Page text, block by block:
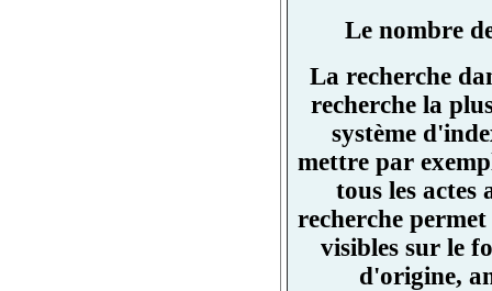
Le nombre
La recherche
recherche la
système
mettre par
tous les
recherche
visibles sur le
d'origine,